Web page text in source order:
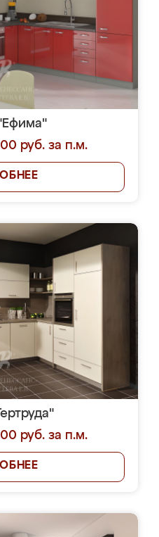
руб. за п.м.
руб. за п.м.